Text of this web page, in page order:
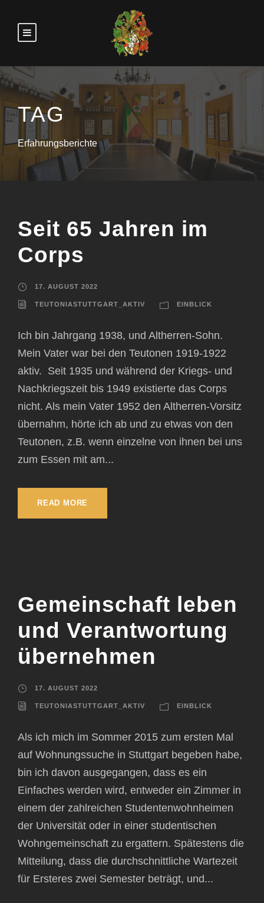
TAG
Erfahrungsberichte
Seit 65 Jahren im
Corps
17. AUGUST 2022
TEUTONIASTUTTGART_AKTIV EINBLICK
Ich bin Jahrgang 1938, und Altherren-Sohn.
Mein Vater war bei den Teutonen 1919-1922
aktiv. Seit 1935 und während der Kriegs- und
Nachkriegszeit bis 1949 existierte das Corps
nicht. Als mein Vater 1952 den Altherren-Vorsitz
übernahm, hörte ich ab und zu etwas von den
Teutonen, z.B. wenn einzelne von ihnen bei uns
zum Essen mit am...
READ MORE
Gemeinschaft leben
und Verantwortung
übernehmen
17. AUGUST 2022
TEUTONIASTUTTGART_AKTIV EINBLICK
Als ich mich im Sommer 2015 zum ersten Mal
auf Wohnungssuche in Stuttgart begeben habe,
bin ich davon ausgegangen, dass es ein
Einfaches werden wird, entweder ein Zimmer in
einem der zahlreichen Studentenwohnheimen
der Universität oder in einer studentischen
Wohngemeinschaft zu ergattern. Spätestens die
Mitteilung, dass die durchschnittliche Wartezeit
für Ersteres zwei Semester beträgt, und...